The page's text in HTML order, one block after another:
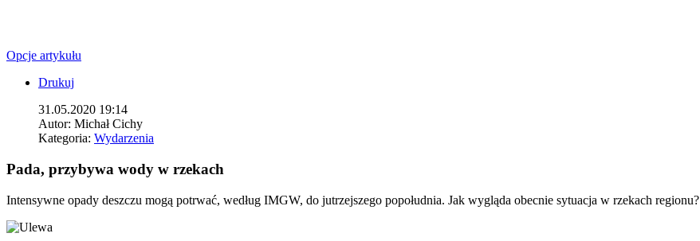
Opcje artykułu
Drukuj
31.05.2020 19:14
Autor: Michał Cichy
Kategoria: Wydarzenia
Pada, przybywa wody w rzekach
Intensywne opady deszczu mogą potrwać, według IMGW, do jutrzejszego popołudnia. Jak wygląda obecnie sytuacja w rzekach regionu?